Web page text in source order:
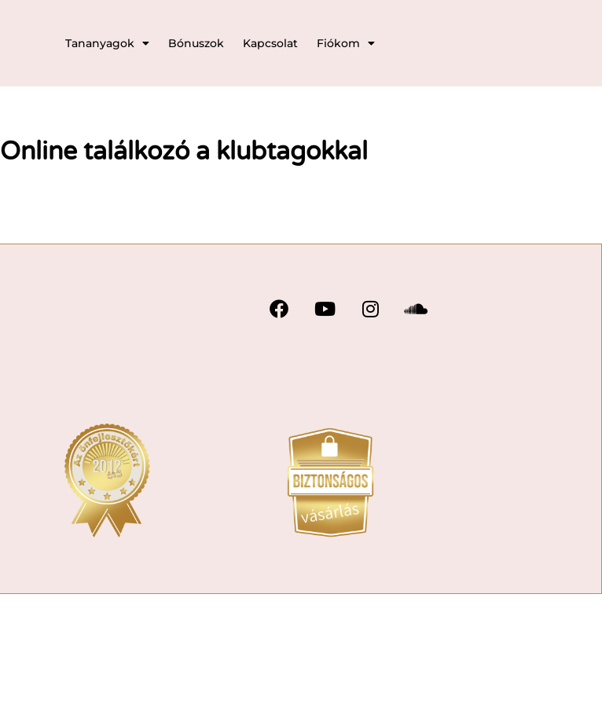
Tananyagok Bónuszok Kapcsolat Fiókom
Online találkozó a klubtagokkal